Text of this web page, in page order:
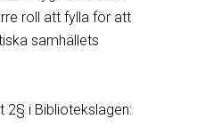
roll att fylla för att
samhällets
2§ i Bibliotekslagen: